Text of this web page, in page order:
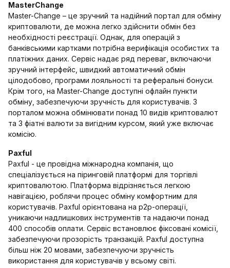
MasterChange
Master-Change – це зручний та надійний портал для обміну
криптовалюти, де можна легко здійснити обмін без
необхідності реєстрації. Однак, для операцій з
банківськими картками потрібна верифікація особистих та
платіжних даних. Сервіс надає ряд переваг, включаючи
зручний інтерфейс, швидкий автоматичний обмін
цілодобово, програми лояльності та реферальні бонуси.
Крім того, на Master-Change доступні офлайн пункти
обміну, забезпечуючи зручність для користувачів. З
порталом можна обмінювати понад 10 видів криптовалют
та 3 фіатні валюти за вигідним курсом, який уже включає
комісію.
Paxful
Paxful - це провідна міжнародна компанія, що
спеціалізується на піринговій платформі для торгівлі
криптовалютою. Платформа відрізняється легкою
навігацією, роблячи процес обміну комфортним для
користувачів. Paxful орієнтована на p2p-операції,
уникаючи надлишкових інструментів та надаючи понад
400 способів оплати. Сервіс встановлює фіксовані комісії,
забезпечуючи прозорість транзакцій. Paxful доступна
більш ніж 20 мовами, забезпечуючи зручність
використання для користувачів у всьому світі.